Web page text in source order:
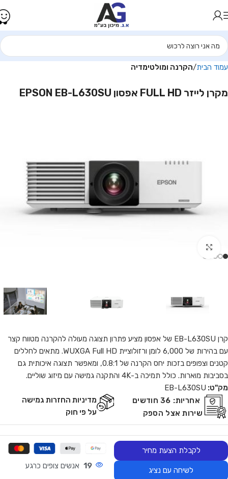
עמוד הבית הקרנה ומולטימדיה
מקרן לייזר FULL HD אפסון EPSON EB-L630SU
קרן EB-L630SU של אפסון מציע פתרון תצוגה מעולה להקרנה מטווח קצר
עם בהירות של 6,000 לומן ורזולוציית WUXGA Full HD. מתאים לחללים
קטנים וצפופים בזכות יחס הקרנה של 0.8:1, ומאפשר תצוגה איכותית גם
בסביבות מוארות. כולל תמיכה ב-4K והתקנה גמישה עם מיזוג שוליים.
מק"ט: EB-L630SU
אחריות:
36 חודשים
שירות אצל הספק
מדיניות החזרות גמישה
על פי חוק
לקבלת הצעת מחיר
לשיחה עם נציג 19 אנשים צופים כרגע